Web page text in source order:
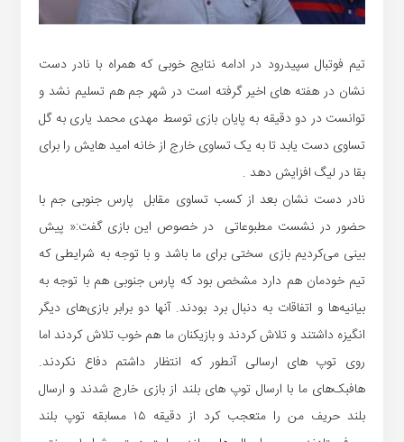
تیم فوتبال سپیدرود در ادامه نتایج خوبی که همراه با نادر دست
نشان در هفته های اخیر گرفته است در شهر جم هم تسلیم نشد و
توانست در دو دقیقه به پایان بازی توسط مهدی محمد یاری به گل
تساوی دست یابد تا به یک تساوی خارج از خانه امید هایش را برای
بقا در لیگ افزایش دهد .
نادر دست نشان بعد از کسب تساوی مقابل پارس جنوبی جم با
حضور در نشست مطبوعاتی در خصوص این بازی گفت:« پیش
بینی می‌کردیم بازی سختی برای ما باشد و با توجه به شرایطی که
تیم خودمان هم دارد مشخص بود که پارس جنوبی هم با توجه به
بیانیه‌ها و اتفاقات به دنبال برد بودند. آنها دو برابر بازی‌های دیگر
انگیزه داشتند و تلاش کردند و بازیکنان ما هم خوب تلاش کردند اما
روی توپ های ارسالی آنطور که انتظار داشتم دفاع نکردند.
هافبک‌های ما با ارسال توپ های بلند از بازی خارج شدند و ارسال
بلند حریف من را متعجب کرد از دقیقه ۱۵ مسابقه توپ بلند